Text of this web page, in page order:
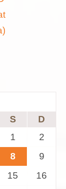
S
D
1
2
8
9
15
16